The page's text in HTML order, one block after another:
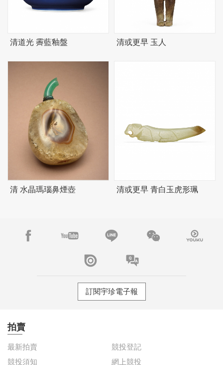
清道光 霽藍釉盤 清或更早 玉人
清 水晶瑪瑙鼻煙壺 清或更早 青白玉虎形珮
訂閱宇珍電子報
拍賣
最新拍賣
競投登記
競投須知
網上競投